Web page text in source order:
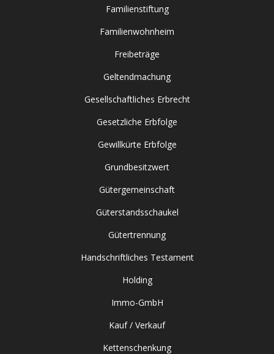
Familienstiftung
Familienwohnheim
Freibeträge
Geltendmachung
Gesellschaftliches Erbrecht
Gesetzliche Erbfolge
Gewillkürte Erbfolge
Grundbesitzwert
Gütergemeinschaft
Güterstandsschaukel
Gütertrennung
Handschriftliches Testament
Holding
Immo-GmbH
Kauf / Verkauf
Kettenschenkung